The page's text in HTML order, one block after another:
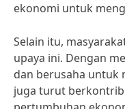
ekonomi untuk
Selain itu,
upaya ini. Dengan
dan berusaha untuk
juga turut